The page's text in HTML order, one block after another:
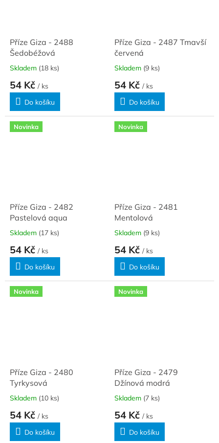
Příze Giza - 2488
Šedobéžová
Skladem (18 ks)
54 Kč / ks
Do košíku
Příze Giza - 2487 Tmavší
červená
Skladem (9 ks)
54 Kč / ks
Do košíku
Novinka
Příze Giza - 2482
Pastelová aqua
Skladem (17 ks)
54 Kč / ks
Do košíku
Novinka
Příze Giza - 2481
Mentolová
Skladem (9 ks)
54 Kč / ks
Do košíku
Novinka
Příze Giza - 2480
Tyrkysová
Skladem (10 ks)
54 Kč / ks
Do košíku
Novinka
Příze Giza - 2479
Džínová modrá
Skladem (7 ks)
54 Kč / ks
Do košíku